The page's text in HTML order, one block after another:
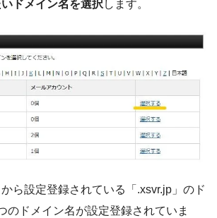
ドメイン名を選択 します。
から設定登録されている「.xsvr.jp」のド
のドメイン名が設定登録されていま